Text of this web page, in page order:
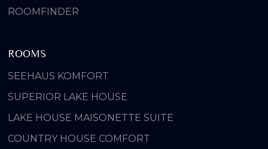
ROOMFINDER
ROOMS
SEEHAUS KOMFORT
SUPERIOR LAKE HOUSE
LAKE HOUSE MAISONETTE SUITE
COUNTRY HOUSE COMFORT